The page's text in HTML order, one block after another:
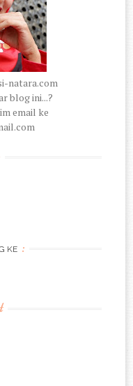
natara.com
blog ini...?
email ke
KE :